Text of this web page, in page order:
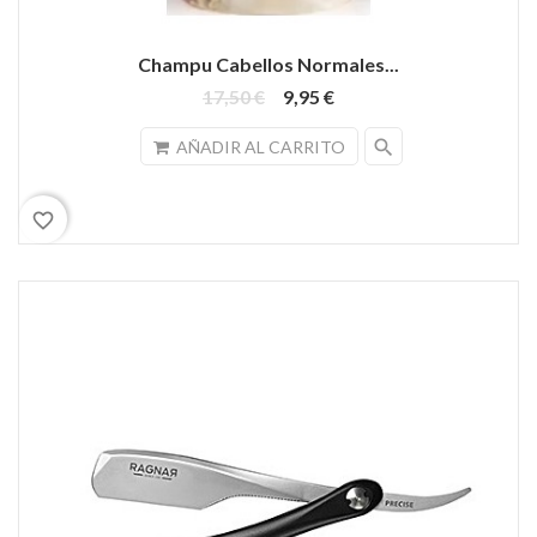
Champu Cabellos Normales...
17,50 €
9,95 €
AÑADIR AL CARRITO search
favorite_border